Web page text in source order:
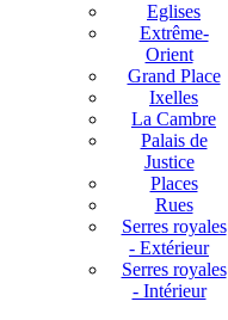
Eglises
Extrême-
Orient
Grand Place
Ixelles
La Cambre
Palais de
Justice
Places
Rues
Serres royales
- Extérieur
Serres royales
- Intérieur